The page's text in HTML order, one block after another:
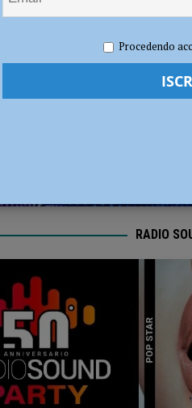
295 mila euro per rendere le strade più
Carlofilippo Vardelli
RADIO
Procedendo